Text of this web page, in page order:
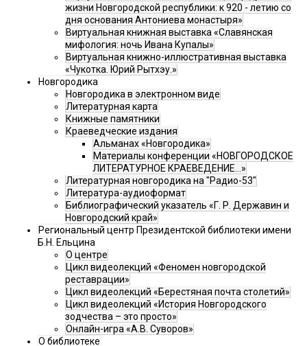
жизни Новгородской республики: к 920 - летию со
дня основания Антониева монастыря»
Виртуальная книжная выставка «Славянская
мифология: ночь Ивана Купалы»
Виртуальная книжно-иллюстративная выставка
«Чукотка. Юрий Рытхэу.»
Новгородика
Новгородика в электронном виде
Литературная карта
Книжные памятники
Краеведческие издания
Альманах «Новгородика»
Материалы конференции «НОВГОРОДСКОЕ
ЛИТЕРАТУРНОЕ КРАЕВЕДЕНИЕ...»
Литературная новгородика на "Радио-53"
Литература-аудиоформат
Библиографический указатель «Г. Р. Державин и
Новгородский край»
Региональный центр Президентской библиотеки имени
Б.Н. Ельцина
О центре
Цикл видеолекций «Феномен новгородской
реставрации»
Цикл видеолекций «Берестяная почта столетий»
Цикл видеолекций «История Новгородского
зодчества – это просто»
Онлайн-игра «А.В. Суворов»
О библиотеке